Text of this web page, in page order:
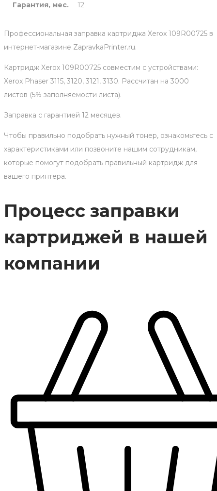
Гарантия, мес. 12
Профессиональная заправка картриджа Xerox 109R00725 в
интернет-магазине ZapravkaPrinter.ru.
Картридж Xerox 109R00725 совместим с устройствами:
Xerox Phaser 3115, 3120, 3121, 3130. Рассчитан на 3000
листов (5% заполняемости листа).
Заправка с гарантией 12 месяцев.
Чтобы правильно подобрать нужный тонер, ознакомьтесь с
характеристиками или позвоните нашим сотрудникам,
которые помогут подобрать правильный картридж для
вашего принтера.
Процесс заправки
картриджей в нашей
компании